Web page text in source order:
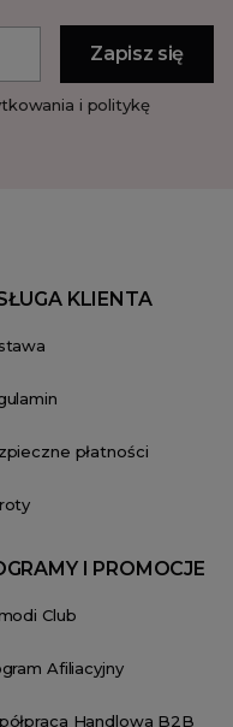
i politykę
KLIENTA
płatności
I PROMOCJE
Club
Afiliacyjny
Handlowa B2B